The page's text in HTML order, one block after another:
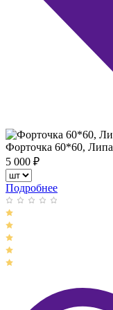
Форточка 60*60, Липа
5 000 ₽
Подробнее